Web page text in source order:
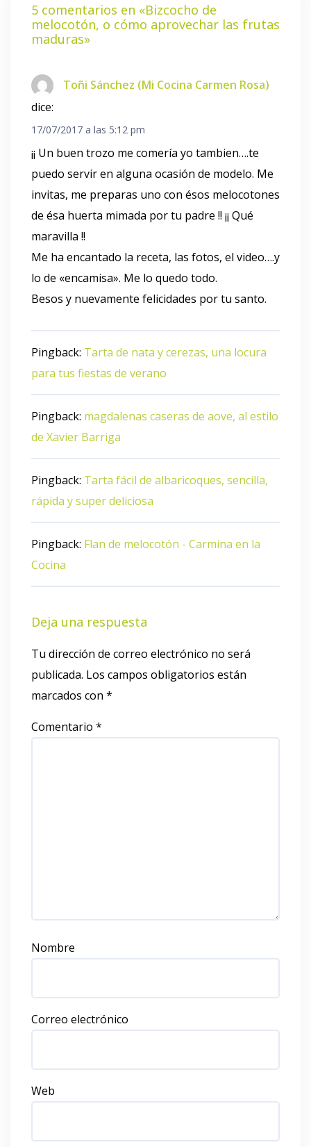
5 comentarios en «Bizcocho de
melocotón, o cómo aprovechar las frutas
maduras»
Toñi Sánchez (Mi Cocina Carmen Rosa)
dice:
17/07/2017 a las 5:12 pm
¡¡ Un buen trozo me comería yo tambien….te
puedo servir en alguna ocasión de modelo. Me
invitas, me preparas uno con ésos melocotones
de ésa huerta mimada por tu padre !! ¡¡ Qué
maravilla !!
Me ha encantado la receta, las fotos, el video….y
lo de «encamisa». Me lo quedo todo.
Besos y nuevamente felicidades por tu santo.
Pingback: Tarta de nata y cerezas, una locura
para tus fiestas de verano
Pingback: magdalenas caseras de aove, al estilo
de Xavier Barriga
Pingback: Tarta fácil de albaricoques, sencilla,
rápida y super deliciosa
Pingback: Flan de melocotón - Carmina en la
Cocina
Deja una respuesta
Tu dirección de correo electrónico no será
publicada. Los campos obligatorios están
marcados con *
Comentario *
Nombre
Correo electrónico
Web